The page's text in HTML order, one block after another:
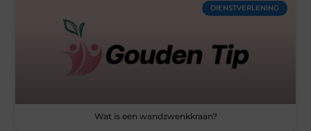
DIENSTVERLENING
Wat is een wandzwenkkraan?